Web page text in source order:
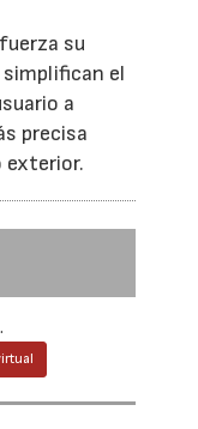
su
el
a
precisa
exterior.